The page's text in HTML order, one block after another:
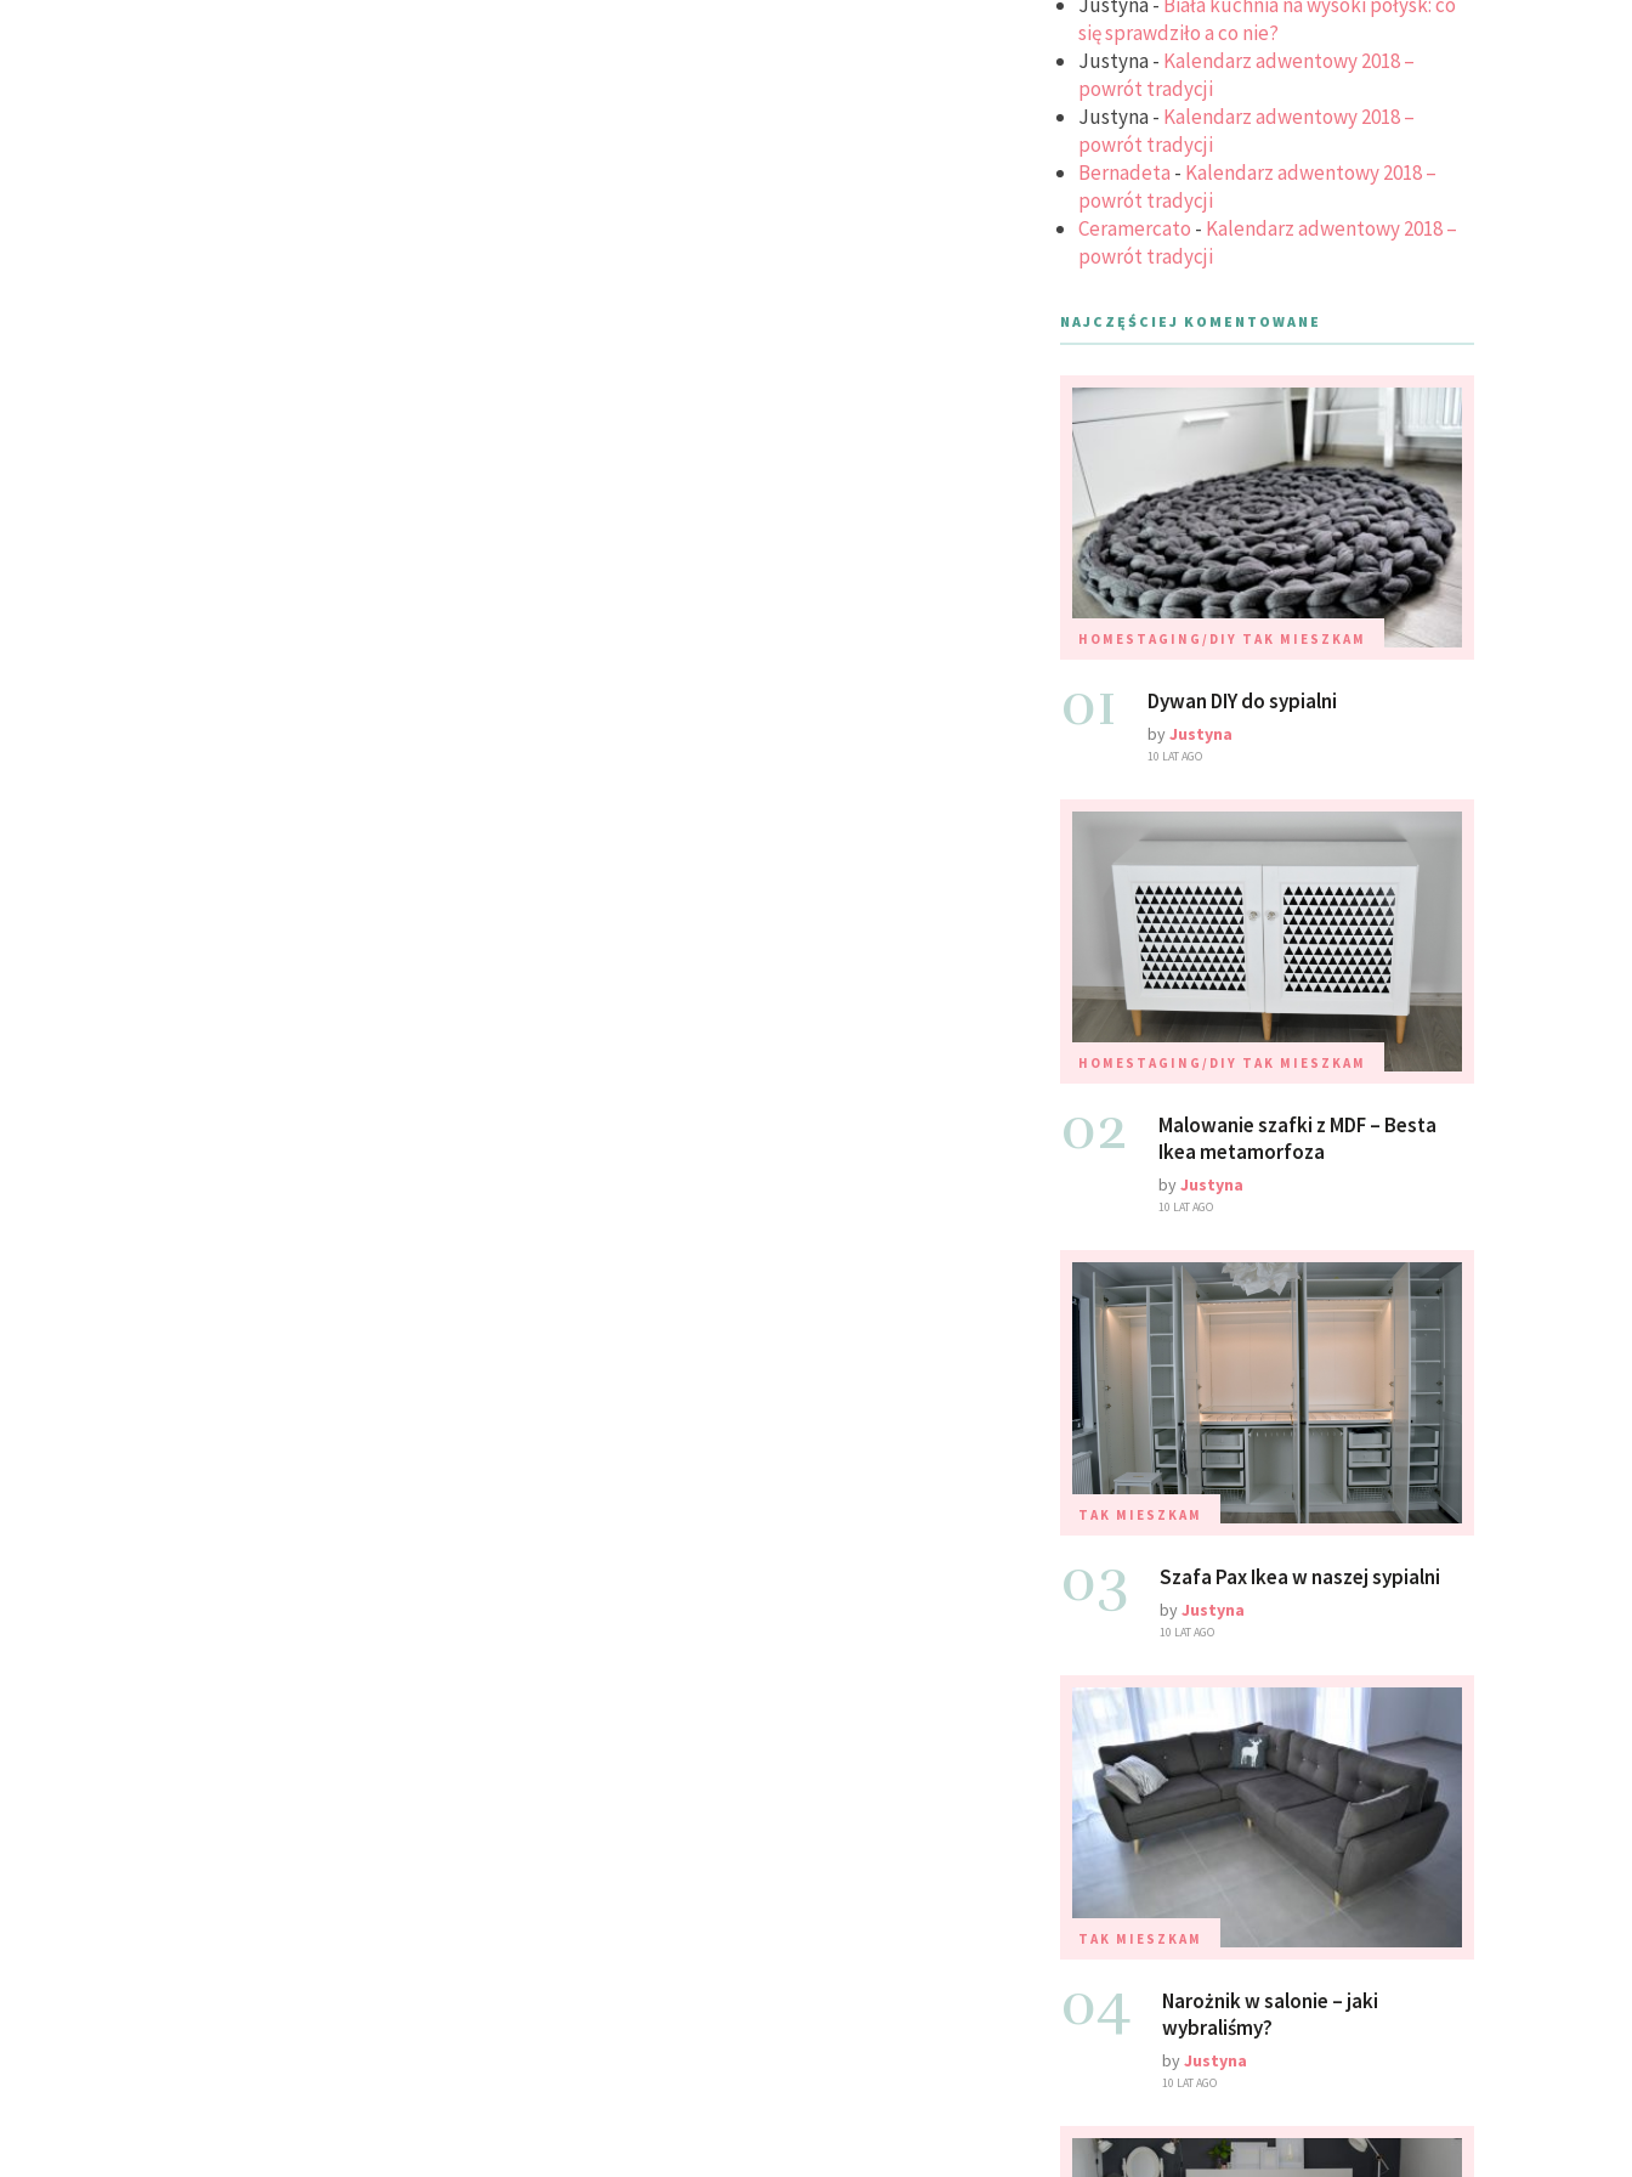
się sprawdziło a co nie?
Justyna- Kalendarz adwentowy 2018 –
powrót tradycji
Justyna- Kalendarz adwentowy 2018 –
powrót tradycji
Bernadeta - Kalendarz adwentowy 2018 –
powrót tradycji
Ceramercato - Kalendarz adwentowy 2018 –
powrót tradycji
NAJCZĘŚCIEJ KOMENTOWANE
HOMESTAGING/DIY TAK MIESZKAM
01 Dywan DIY do sypialni
byJustyna
10 LAT AGO
HOMESTAGING/DIY TAK MIESZKAM
02
Malowanie szafki z MDF – Besta
Ikea metamorfoza
byJustyna
10 LAT AGO
TAK MIESZKAM
03 Szafa Pax Ikea w naszej sypialni
byJustyna
10 LAT AGO
TAK MIESZKAM
04
Narożnik w salonie – jaki
wybraliśmy?
byJustyna
10 LAT AGO